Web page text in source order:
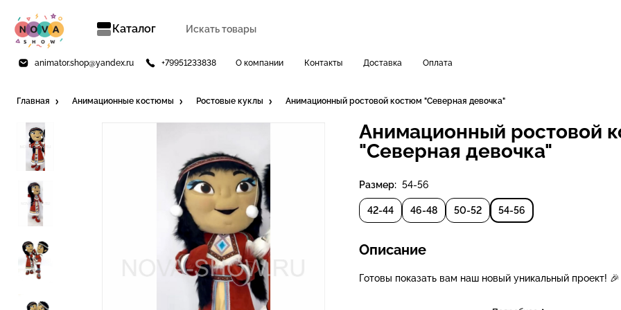
Каталог
animator.shop@yandex.ru +79951233838 О компании Контакты Доставка Оплата
Главная Анимационные костюмы Ростовые куклы Анимационный ростовой костюм "Северная девочка"
Анимационный ростовой
"Северная девочка"
Размер: 54-56
42-44 46-48 50-52 54-56
Описание
Готовы показать вам наш новый уникальный проект! 🎉